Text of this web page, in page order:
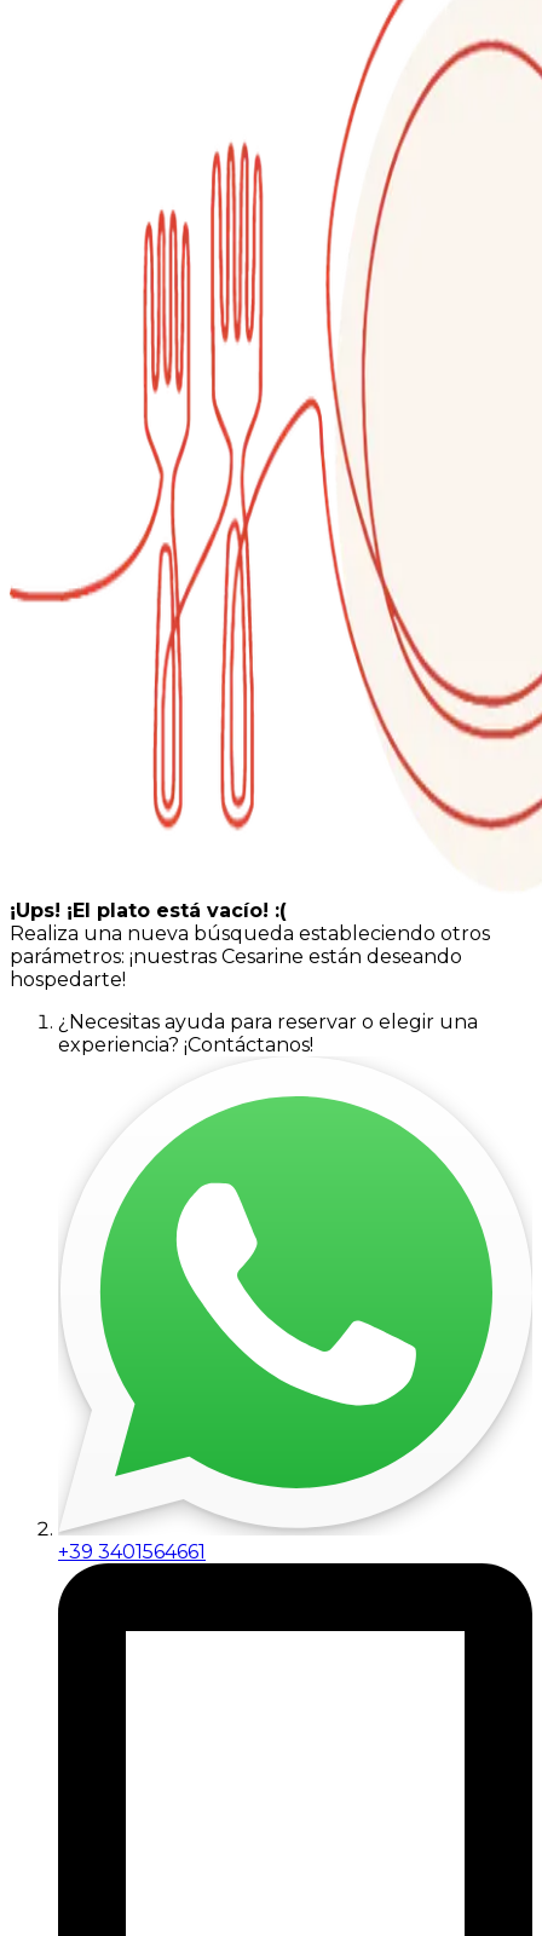
¡Ups! ¡El plato está vacío! :(
Realiza una nueva búsqueda estableciendo otros
parámetros: ¡nuestras Cesarine están deseando
hospedarte!
¿Necesitas ayuda para reservar o elegir una
experiencia? ¡Contáctanos!
+39 3401564661